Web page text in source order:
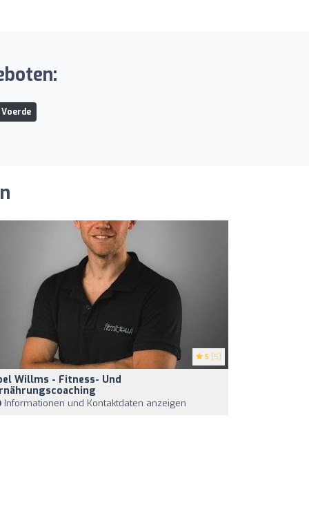
5 (5)
Willms - Fitness- Und
Informationen und Kontaktdaten anzeigen